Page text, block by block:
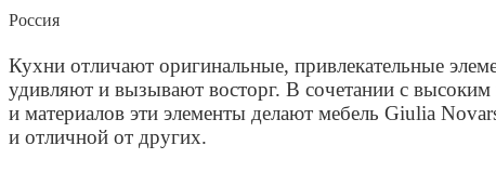
Россия
Кухни отличают оригинальные, привлекательные
удивляют и вызывают восторг. В сочетании с высоким
и материалов эти элементы делают мебель Giulia
и отличной от других.